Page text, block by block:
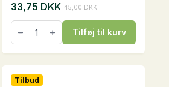
45,00DKK
Den
oprindelige
pris
var:
45,00 DKK.
33,75 DKK
Den
aktuelle
pris
er:
33,75 DKK.
GOOOD
Adult
Vådfoder
-
400
g
Tilføj til kurv
Tilbud